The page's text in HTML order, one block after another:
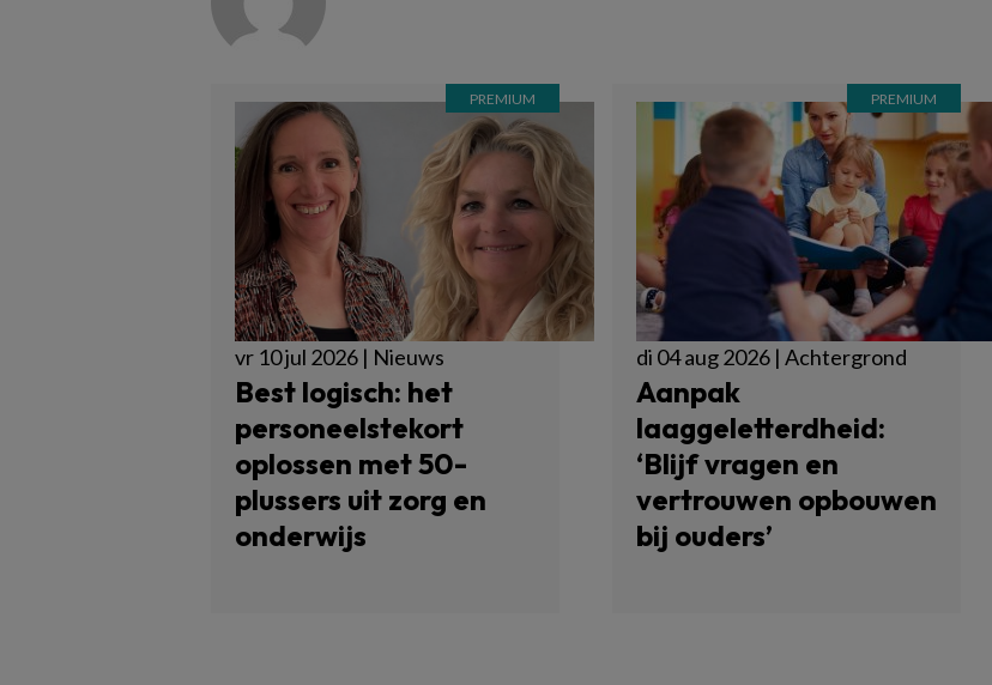
vr 10 jul 2026 | Nieuws
Best logisch: het
personeelstekort
oplossen met 50-
plussers uit zorg en
onderwijs
di 04 aug 2026 | Achtergrond
Aanpak
laaggeletterdheid:
‘Blijf vragen en
vertrouwen opbouwen
bij ouders’